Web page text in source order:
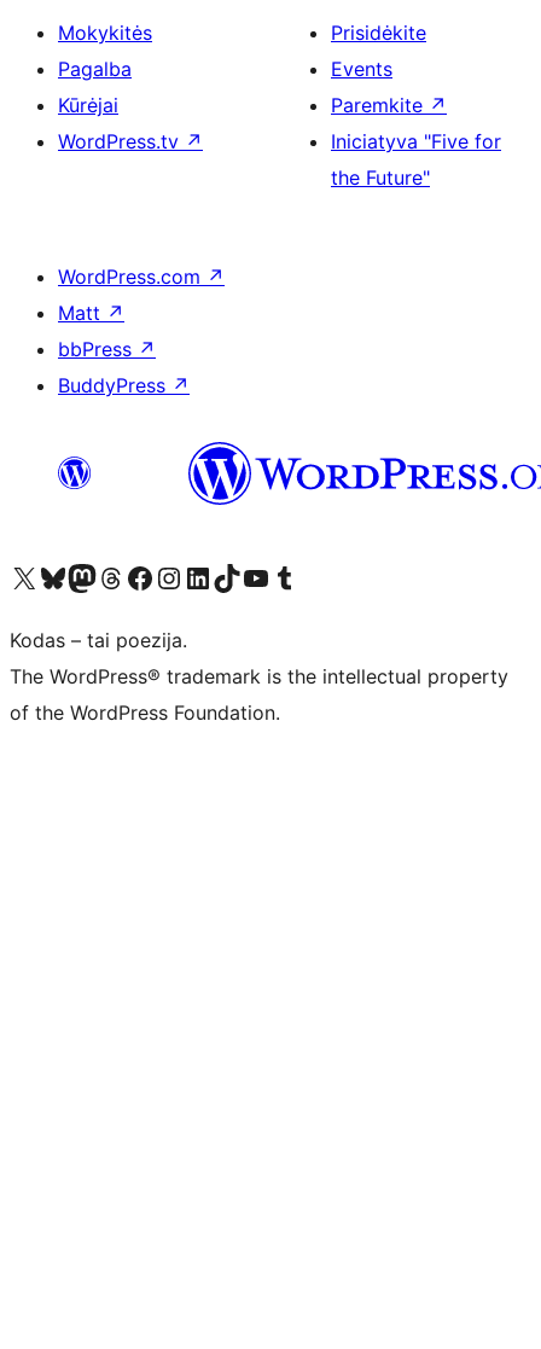
Mokykitės
Pagalba
Kūrėjai
WordPress.tv ↗
Prisidėkite
Events
Paremkite ↗
Iniciatyva "Five for
the Future"
WordPress.com ↗
Matt ↗
bbPress ↗
BuddyPress ↗
Visit our X (formerly Twitter) account
Apsilankykite mūsų Bluesky paskyroje
Visit our Mastodon account
Apsilankykite mūsų Threads paskyroje
Visit our Facebook page
Visit our Instagram account
Visit our LinkedIn account
Apsilankykite mūsų TikTok paskyroje
Visit our YouTube channel
Apsilankykite mūsų Tumblr paskyroje
Kodas – tai poezija.
The WordPress® trademark is the intellectual property
of the WordPress Foundation.